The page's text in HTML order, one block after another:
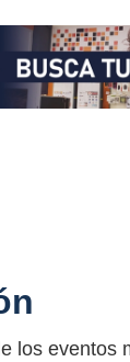
los eventos